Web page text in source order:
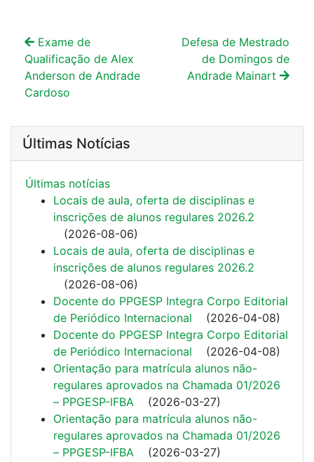
Exame de
Qualificação de Alex
Anderson de Andrade
Cardoso
Defesa de Mestrado
de Domingos de
Andrade Mainart
Últimas Notícias
Últimas notí­cias
Locais de aula, oferta de disciplinas e
inscrições de alunos regulares 2026.2
(2026-08-06)
Locais de aula, oferta de disciplinas e
inscrições de alunos regulares 2026.2
(2026-08-06)
Docente do PPGESP Integra Corpo Editorial
de Periódico Internacional
(2026-04-08)
Docente do PPGESP Integra Corpo Editorial
de Periódico Internacional
(2026-04-08)
Orientação para matrícula alunos não-
regulares aprovados na Chamada 01/2026
– PPGESP-IFBA (2026-03-27)
Orientação para matrícula alunos não-
regulares aprovados na Chamada 01/2026
– PPGESP-IFBA (2026-03-27)